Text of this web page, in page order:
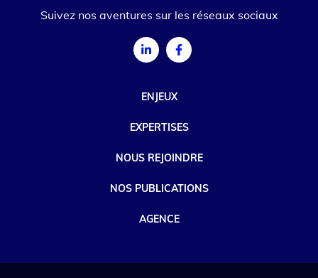
ENJEUX
EXPERTISES
NOUS REJOINDRE
NOS PUBLICATIONS
AGENCE
Suivez nos aventures sur les réseaux sociaux